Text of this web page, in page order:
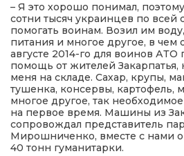
– Я это хорошо понимал,
сотни тысяч украинцев по всей
помогать воинам. Возил им
питания и многое другое, в чем
августе 2014-го для воинов
помощь от жителей Закарпатья,
меня на складе. Сахар, крупы,
тушенка, консервы, картофель,
многое другое, так
на первое время. Машины из
сопровождал представитель
Мирошниченко, вместе с нами
40 тонн гуманитарки.